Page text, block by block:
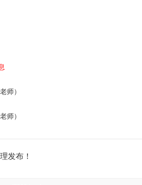
师）
师）
发布！